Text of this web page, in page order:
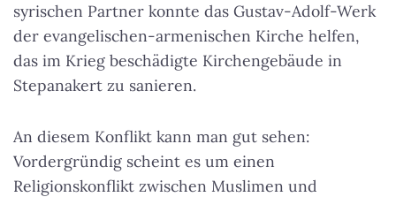
syrischen Partner konnte das Gustav-Adolf-Werk
der evangelischen-armenischen Kirche helfen,
das im Krieg beschädigte Kirchengebäude in
Stepanakert zu sanieren.
An diesem Konflikt kann man gut sehen:
Vordergründig scheint es um einen
Religionskonflikt zwischen Muslimen und